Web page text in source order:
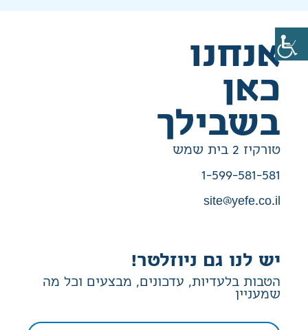
אנחנו
כאן
בשבילך
טורקיז 2 בית שמש
1-599-581-581
site@yefe.co.il
יש לנו גם ניוזלטר!
הטבות בלעדיות, עדכונים, מבצעים וכל מה
שמעניין